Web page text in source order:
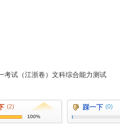
考试（江浙卷）文科综合能力测试
(2)
100%
踩一下 (0)